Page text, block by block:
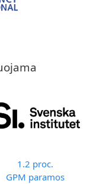
1.2 proc.
GPM paramos